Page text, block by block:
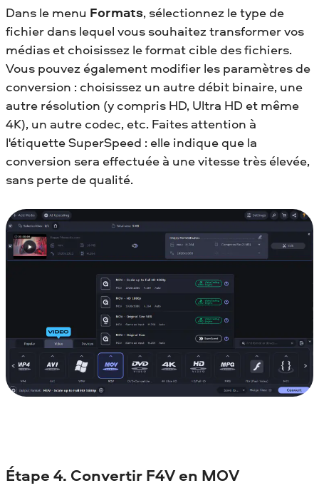
Dans le menu Formats, sélectionnez le type de
fichier dans lequel vous souhaitez transformer vos
médias et choisissez le format cible des fichiers.
Vous pouvez également modifier les paramètres de
conversion : choisissez un autre débit binaire, une
autre résolution (y compris HD, Ultra HD et même
4K), un autre codec, etc. Faites attention à
l'étiquette SuperSpeed : elle indique que la
conversion sera effectuée à une vitesse très élevée,
sans perte de qualité.
Étape 4. Convertir F4V en MOV